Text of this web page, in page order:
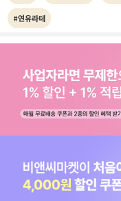
#연유라떼